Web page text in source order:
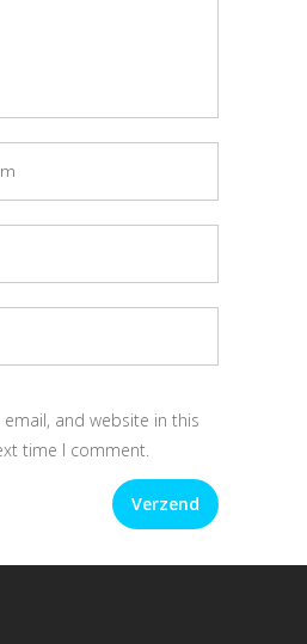
email, and website in this
time I comment.